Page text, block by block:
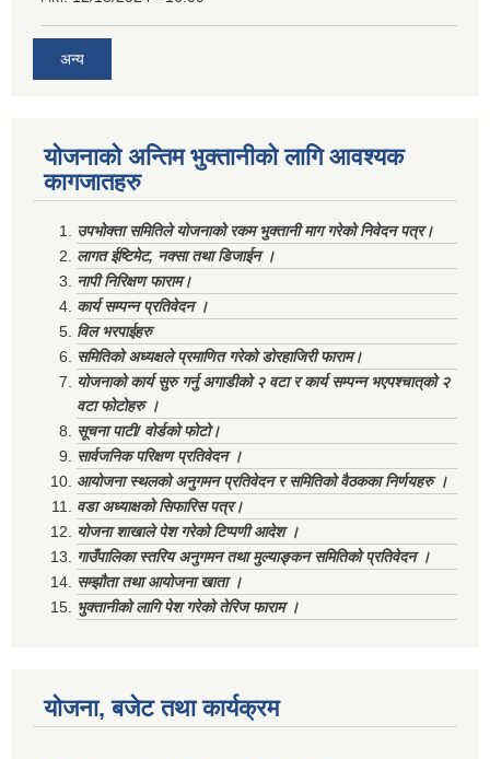
अन्य
योजनाको अन्तिम भुक्तानीको लागि आवश्यक
कागजातहरु
उपभोक्ता समितिले योजनाको रकम भुक्तानी माग गरेको निवेदन पत्र।
लागत ईष्टिमेट, नक्सा तथा डिजाईन ।
नापी निरिक्षण फाराम।
कार्य सम्पन्न प्रतिवेदन ।
विल भरपाईहरु
समितिको अध्यक्षले प्रमाणित गरेको डोरहाजिरी फाराम।
योजनाको कार्य सुरु गर्नु अगाडीको २ वटा र कार्य सम्पन्न भएपश्चात्‌को २
वटा फोटोहरु ।
सूचना पाटी/ वोर्डको फोटो।
सार्वजनिक परिक्षण प्रतिवेदन ।
आयोजना स्थलको अनुगमन प्रतिवेदन र समितिको वैठकका निर्णयहरु ।
वडा अध्याक्षको सिफारिस पत्र।
योजना शाखाले पेश गरेको टिप्पणी आदेश ।
गाउँपालिका स्तरिय अनुगमन तथा मुल्याङ्कन समितिको प्रतिवेदन ।
सम्झौता तथा आयोजना खाता ।
भुक्तानीको लागि पेश गरेको तेरिज फाराम ।
योजना, बजेट तथा कार्यक्रम